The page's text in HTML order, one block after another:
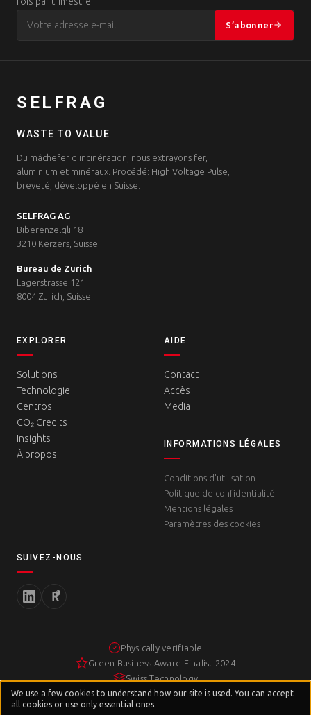
S’abonner
SELFRAG
WASTE TO VALUE
Du mâchefer d'incinération, nous extrayons fer,
aluminium et minéraux. Procédé: High Voltage Pulse,
breveté, développé en Suisse.
SELFRAG AG
Biberenzelgli 18
3210 Kerzers, Suisse
Bureau de Zurich
Lagerstrasse 121
8004 Zurich, Suisse
EXPLORER
Solutions
Technologie
Centros
CO₂ Credits
Insights
À propos
AIDE
Contact
Accès
Media
INFORMATIONS LÉGALES
Conditions d'utilisation
Politique de confidentialité
Mentions légales
Paramètres des cookies
SUIVEZ-NOUS
Physically verifiable
Green Business Award Finalist 2024
Swiss Technology
Privacy
&
We use a few cookies to understand how our site is used. You can accept
all cookies or use only essential ones.